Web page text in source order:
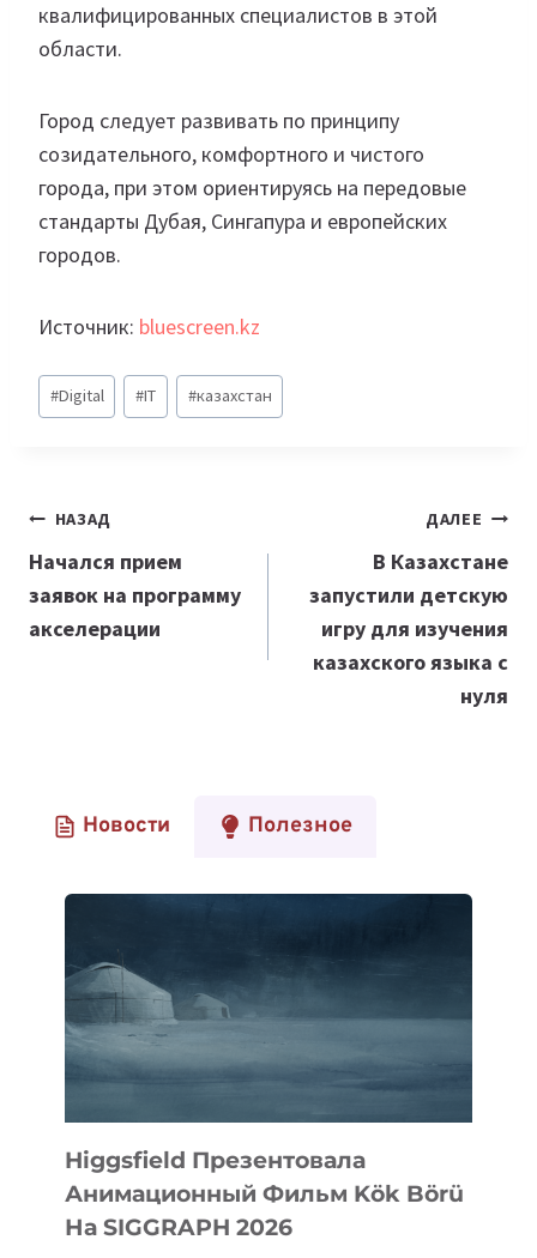
квалифицированных специалистов в этой
области.
Город следует развивать по принципу
созидательного, комфортного и чистого
города, при этом ориентируясь на передовые
стандарты Дубая, Сингапура и европейских
городов.
Источник: bluescreen.kz
Метки
записи:
#Digital #IT #казахстан
Навигация
по
записям
НАЗАД
Начался прием
заявок на программу
акселерации
ДАЛЕЕ
В Казахстане
запустили детскую
игру для изучения
казахского языка с
нуля
Новости Полезное
Higgsfield Презентовала
Анимационный Фильм Kök Börü
На SIGGRAPH 2026